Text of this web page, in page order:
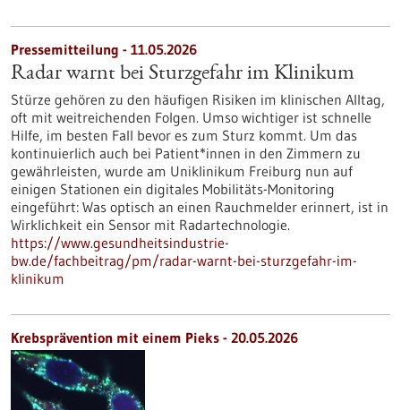
Pressemitteilung - 11.05.2026
Radar warnt bei Sturzgefahr im Klinikum
Stürze gehören zu den häufigen Risiken im klinischen Alltag,
oft mit weitreichenden Folgen. Umso wichtiger ist schnelle
Hilfe, im besten Fall bevor es zum Sturz kommt. Um das
kontinuierlich auch bei Patient*innen in den Zimmern zu
gewährleisten, wurde am Uniklinikum Freiburg nun auf
einigen Stationen ein digitales Mobilitäts-Monitoring
eingeführt: Was optisch an einen Rauchmelder erinnert, ist in
Wirklichkeit ein Sensor mit Radartechnologie.
https://www.gesundheitsindustrie-
bw.de/fachbeitrag/pm/radar-warnt-bei-sturzgefahr-im-
klinikum
Krebsprävention mit einem Pieks - 20.05.2026